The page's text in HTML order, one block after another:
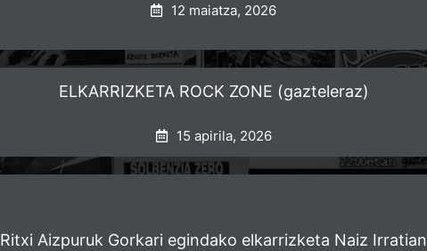
12 maiatza, 2026
ELKARRIZKETA ROCK ZONE (gazteleraz)
15 apirila, 2026
Ritxi Aizpuruk Gorkari egindako elkarrizketa Naiz Irratian